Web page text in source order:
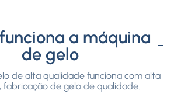
a máquina
de gelo
de alta qualidade funciona com alta
fabricação de gelo de qualidade.